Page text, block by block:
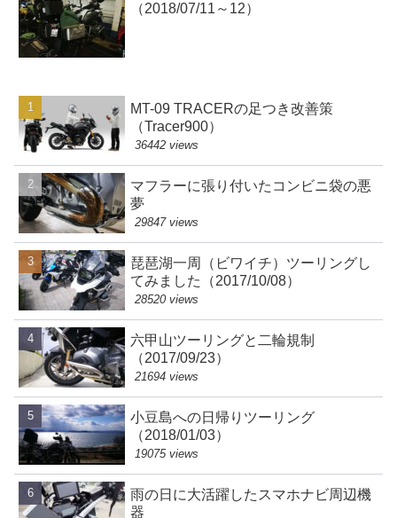
（2018/07/11～12）
MT-09 TRACERの足つき改善策
（Tracer900）
36442 views
マフラーに張り付いたコンビニ袋の悪
夢
29847 views
琵琶湖一周（ビワイチ）ツーリングし
てみました（2017/10/08）
28520 views
六甲山ツーリングと二輪規制
（2017/09/23）
21694 views
小豆島への日帰りツーリング
（2018/01/03）
19075 views
雨の日に大活躍したスマホナビ周辺機
器